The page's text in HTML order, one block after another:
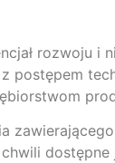
rozwoju
postępem